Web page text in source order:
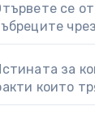
се
за
които